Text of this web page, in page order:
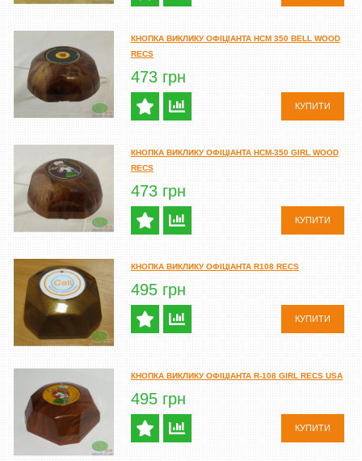
КНОПКА ВИКЛИКУ ОФІЦІАНТА HCM 350 BELL WOOD
RECS
473 грн
КУПИТИ
КНОПКА ВИКЛИКУ ОФІЦІАНТА HCM-350 GIRL WOOD
RECS
473 грн
КУПИТИ
КНОПКА ВИКЛИКУ ОФІЦІАНТА R108 RECS
495 грн
КУПИТИ
КНОПКА ВИКЛИКУ ОФІЦІАНТА R-108 GIRL RECS USA
495 грн
КУПИТИ